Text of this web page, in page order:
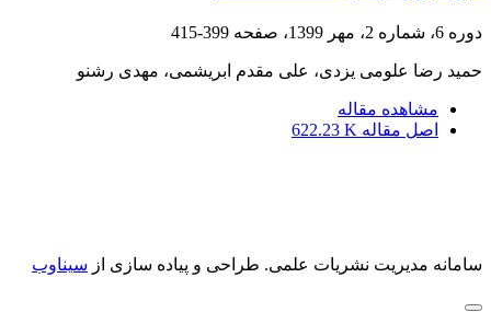
دوره 6، شماره 2، مهر 1399، صفحه 399-415
حمید رضا علومی یزدی، علی مقدم ابریشمی، مهدی رشنو
مشاهده مقاله
اصل مقاله 622.23 K
سامانه مدیریت نشریات علمی. طراحی و پیاده سازی از سیناوب